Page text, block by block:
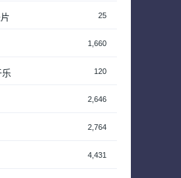
25
1,660
120
2,646
2,764
4,431